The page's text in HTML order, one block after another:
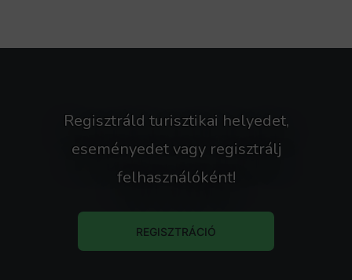
Regisztráld turisztikai helyedet,
eseményedet vagy regisztrálj
felhasználóként!
REGISZTRÁCIÓ